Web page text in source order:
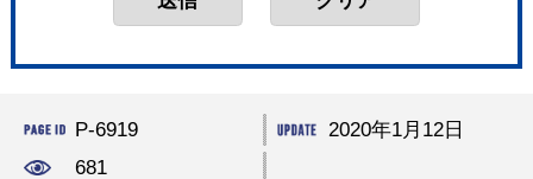
P-6919
2020年1月12日
681